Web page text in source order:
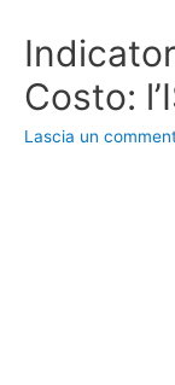
Costo:
Lascia un